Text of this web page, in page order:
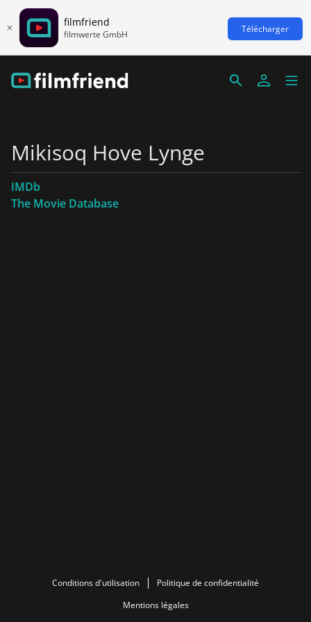
filmfriend
filmwerte GmbH Télécharger
Mikisoq Hove Lynge
IMDb
The Movie Database
Conditions d'utilisation
Politique de confidentialité
Mentions légales